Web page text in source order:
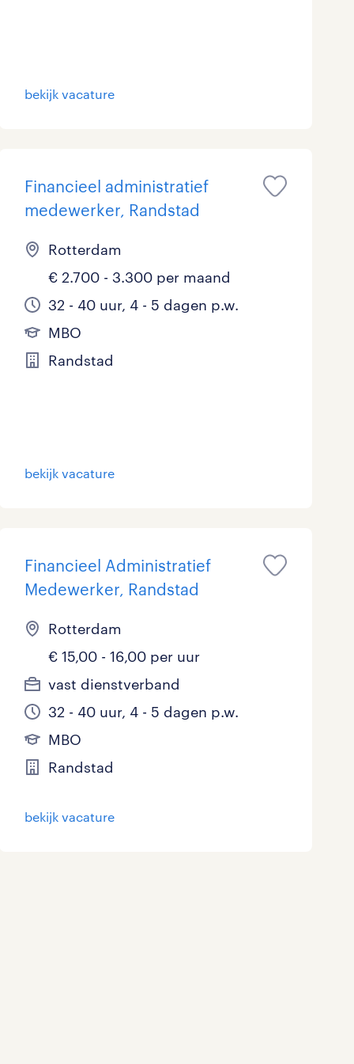
Schoonmaak
bekijk vacature
Financieel administratief
medewerker, Randstad
Rotterdam
€ 2.700 - 3.300 per maand
32 - 40 uur, 4 - 5 dagen p.w.
MBO
Randstad
bekijk vacature
Financieel Administratief
Medewerker, Randstad
Rotterdam
€ 15,00 - 16,00 per uur
vast dienstverband
32 - 40 uur, 4 - 5 dagen p.w.
MBO
Randstad
bekijk vacature